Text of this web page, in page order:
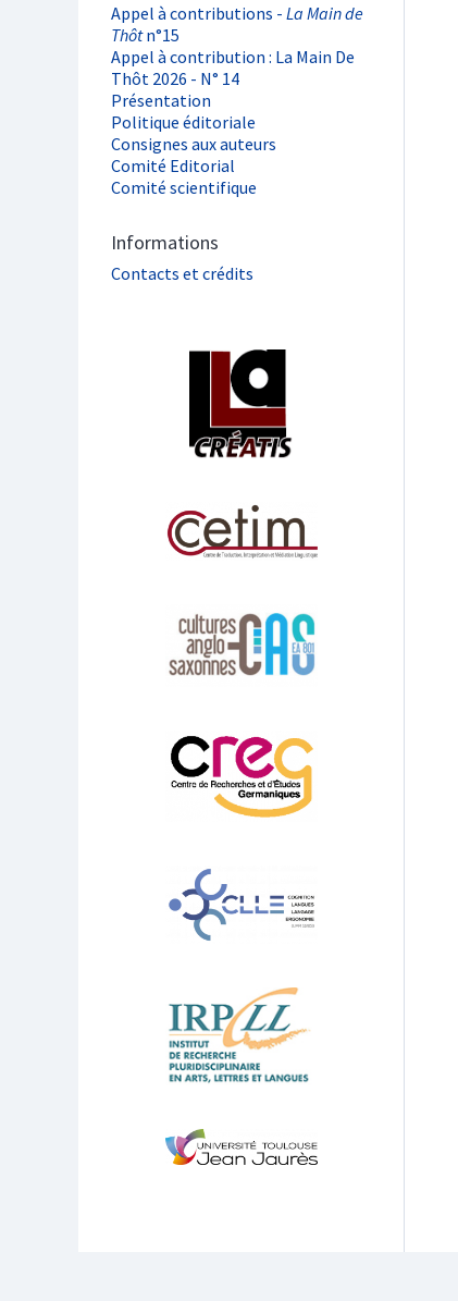
Appel à contributions - La Main de
Thôtn°15
Appel à contribution : La Main De
Thôt 2026 - N° 14
Présentation
Politique éditoriale
Consignes aux auteurs
Comité Editorial
Comité scientifique
Informations
Contacts et crédits
Affiliations/partenaires